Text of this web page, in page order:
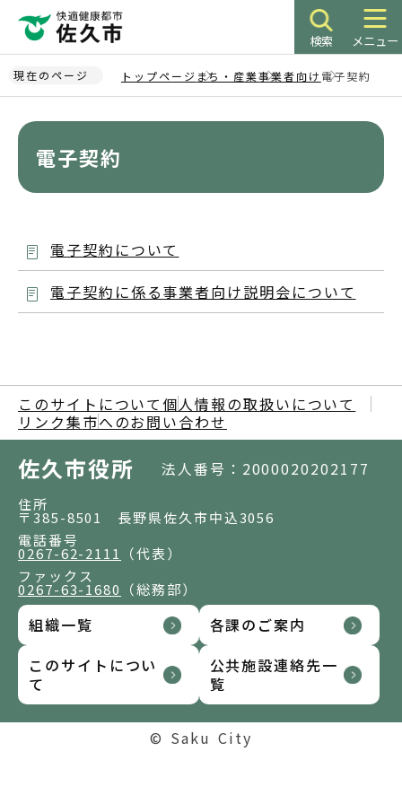
ペ
ー
ジ
検索 メニュー
現在のページ トップページ まち・産業事業者向け 電子契約
電子契約
電子契約について
電子契約に係る事業者向け説明会について
このサイトについて 個人情報の取扱いについて
リンク集市へのお問い合わせ
佐久市役所 法人番号：2000020202177
住所
〒385-8501 長野県佐久市中込3056
電話番号
0267-62-2111
（代表）
ファックス
0267-63-1680 （総務部）
組織一覧
各課のご案内
このサイトについ
て
公共施設連絡先一
覧
© Saku City